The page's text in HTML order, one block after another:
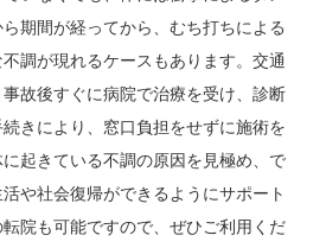
期間が経ってから、むち打ちによる
調が現れるケースもあります。交通
故後すぐに病院で治療を受け、診断
きにより、窓口負担をせずに施術を
起きている不調の原因を見極め、で
や社会復帰ができるようにサポート
院も可能ですので、ぜひご利用くだ